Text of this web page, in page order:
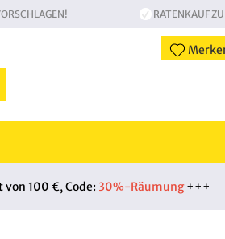
RATENKAUF
100 €, Code: 30%-Räumung+++